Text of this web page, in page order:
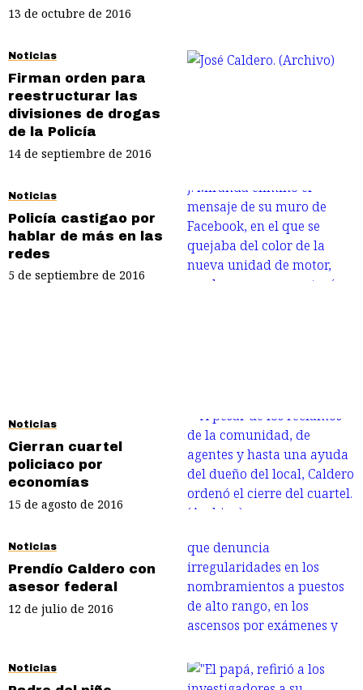
13 de octubre de 2016
Noticias
Firman orden para
reestructurar las
divisiones de drogas
de la Policía
14 de septiembre de 2016
Noticias
Policía castigao por
hablar de más en las
redes
5 de septiembre de 2016
Noticias
Cierran cuartel
policiaco por
economías
15 de agosto de 2016
Noticias
Prendío Caldero con
asesor federal
12 de julio de 2016
Noticias